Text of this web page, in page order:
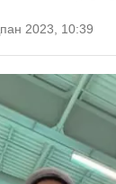
2023, 10:39